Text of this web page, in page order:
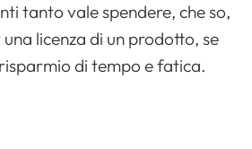
tanto vale spendere, che so,
licenza di un prodotto, se
di tempo e fatica.